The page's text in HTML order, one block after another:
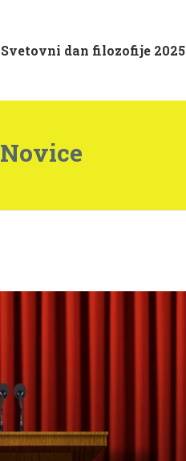
Svetovni dan filozofije 2025
Novice